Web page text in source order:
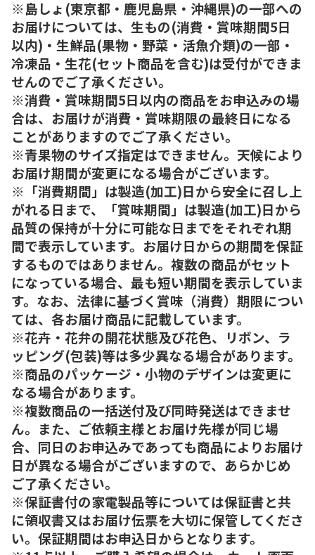
※島しょ(東京都・鹿児島県・沖縄県)の一部への
お届けについては、生もの(消費・賞味期間5日
以内)・生鮮品(果物・野菜・活魚介類)の一部・
冷凍品・生花(セット商品を含む)は受付ができま
せんのでご了承ください。
※消費・賞味期間5日以内の商品をお申込みの場
合は、お届けが消費・賞味期限の最終日になる
ことがありますのでご了承ください。
※青果物のサイズ指定はできません。天候により
お届け期間が変更になる場合がございます。
※「消費期間」は製造(加工)日から安全に召し上
がれる日まで、「賞味期間」は製造(加工)日から
品質の保持が十分に可能な日までをそれぞれ期
間で表示しています。お届け日からの期間を保証
するものではありません。複数の商品がセット
になっている場合、最も短い期間を表示していま
す。なお、法律に基づく賞味（消費）期限につい
ては、各お届け商品に記載しています。
※花卉・花弁の開花状態及び花色、リボン、ラ
ッピング(包装)等は多少異なる場合があります。
※商品のパッケージ・小物のデザインは変更に
なる場合があります。
※複数商品の一括送付及び同時発送はできませ
ん。また、ご依頼主様とお届け先様が同じ場
合、同日のお申込みであっても商品によりお届け
日が異なる場合がございますので、あらかじめ
ご了承ください。
※保証書付の家電製品等については保証書と共
に領収書又はお届け伝票を大切に保管してくださ
い。保証期間はお申込日からとなります。